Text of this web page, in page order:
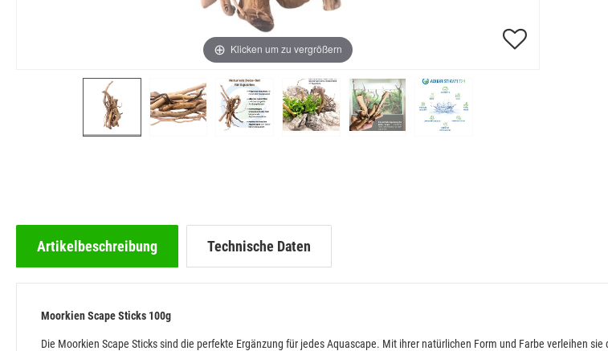
Klicken um zu vergrößern
Artikelbeschreibung Technische Daten
Moorkien Scape Sticks 100g
Die Moorkien Scape Sticks sind die perfekte Ergänzung für jedes Aquascape. Mit ihrer natürlichen Form und Farbe verleihen